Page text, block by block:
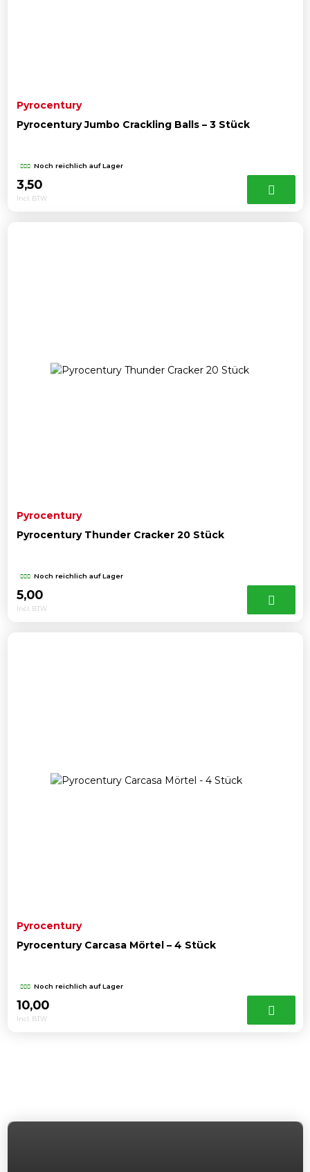
Pyrocentury
Pyrocentury Jumbo Crackling Balls – 3 Stück
Noch reichlich auf Lager
3,50
Incl. BTW
Pyrocentury
Pyrocentury Thunder Cracker 20 Stück
Noch reichlich auf Lager
5,00
Incl. BTW
Pyrocentury
Pyrocentury Carcasa Mörtel – 4 Stück
Noch reichlich auf Lager
10,00
Incl. BTW